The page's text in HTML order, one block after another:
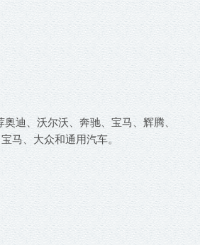
迪、沃尔沃、奔驰、宝马、辉腾、
马、大众和通用汽车。